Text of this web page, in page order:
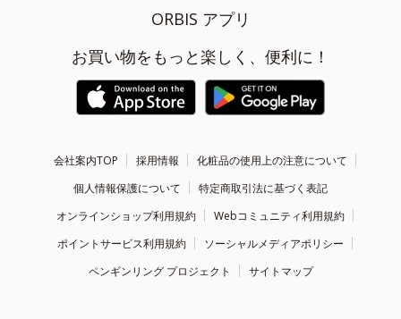
ORBIS アプリ
お買い物をもっと楽しく、便利に！
会社案内TOP 採用情報
化粧品の使用上の注意について
個人情報保護について
特定商取引法に基づく表記
オンラインショップ利用規約
Webコミュニティ利用規約
ポイントサービス利用規約
ソーシャルメディアポリシー
ペンギンリング プロジェクト
サイトマップ